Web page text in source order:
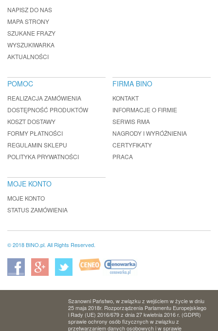
NAPISZ DO NAS
MAPA STRONY
SZUKANE FRAZY
WYSZUKIWARKA
AKTUALNOŚCI
POMOC
REALIZACJA ZAMÓWIENIA
DOSTĘPNOŚĆ PRODUKTÓW
KOSZT DOSTAWY
FORMY PŁATNOŚCI
REGULAMIN SKLEPU
POLITYKA PRYWATNOŚCI
FIRMA BINO
KONTAKT
INFORMACJE O FIRMIE
SERWIS RMA
NAGRODY I WYRÓŻNIENIA
CERTYFIKATY
PRACA
MOJE KONTO
MOJE KONTO
STATUS ZAMÓWIENIA
© 2018 BINO.pl. All Rights Reserved.
Szanowni Państwo, w związku z wejściem w życie w dniu
25 maja 2018r. Rozporządzenia Parlamentu Europejskiego
i Rady (UE) 2016/679 z dnia 27 kwietnia 2016 r. (GDPR)
sprawie ochrony osób fizycznych w związku z
przetwarzaniem danych osobowych i w sprawie